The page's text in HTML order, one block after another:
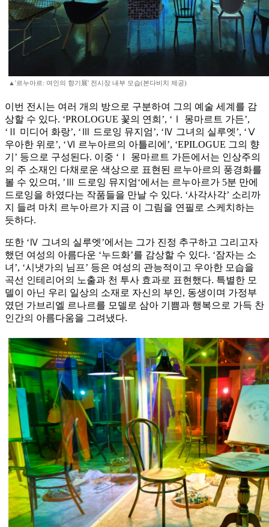
▲'르누아르: 여인의 향기展' 전시장 내부 모습(본다비치 제공)
이번 전시는 여러 개의 방으로 구분하여 그의 예술 세계를 감
상할 수 있다. ‘PROLOGUE 꽃의 연희’, ‘Ⅰ 몽마르트 가든’,
‘Ⅱ 미디어 화랑’, ‘Ⅲ 드로잉 뮤지엄’, ‘Ⅳ 그녀의 실루엣’, ‘Ⅴ
우아한 위로’, ‘Ⅵ 르누아르의 아틀리에’, ‘EPILOGUE 그의 향
기’ 등으로 구성된다. 이중 ‘Ⅰ 몽마르트 가든에서는 인상주의
의 주 소재인 다채로운 색상으로 표현된 르누아르의 풍경화를
볼 수 있으며, ’Ⅲ 드로잉 뮤지엄‘에서는 르누아르가 5분 만에
드로잉을 하였다는 작품들을 만날 수 있다. ‘사각사각’ 소리까
지 들려 마치 르누아르가 지금 이 그림을 연필로 스케치하는
듯하다.
또한 ‘Ⅳ 그녀의 실루엣’에서는 그가 진정 추구하고 그리고자
했던 여성의 아름다운 ‘누드화’를 감상할 수 있다. ‘잠자는 소
녀’, ‘시냇가의 님프’ 등은 여성의 관능적이고 우아한 모습을
곡선 인테리어의 노출과 천 투사 효과로 표현했다. 특별한 모
델이 아닌 우리 일상의 소재로 자신의 부인, 동생이며 가정부
였던 가브리엘 르나르를 모델로 삼아 기쁨과 행복으로 가득 찬
인간의 아름다움을 그려냈다.